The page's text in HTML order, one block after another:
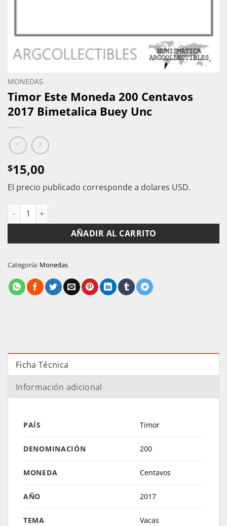
MONEDAS
Timor Este Moneda 200 Centavos
2017 Bimetalica Buey Unc
$15,00
El precio publicado corresponde a dolares USD.
AÑADIR AL CARRITO
Categoría: Monedas
Ficha Técnica
Información adicional
PAÍS Timor
DENOMINACIÓN 200
MONEDA Centavos
AÑO 2017
TEMA Vacas